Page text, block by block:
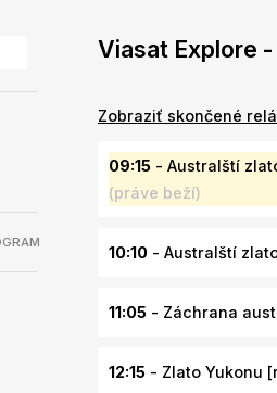
Viasat Explore -
Zobraziť skončené
09:15 - Australští
(práve beží)
10:10 - Australští
11:05 - Záchrana
12:15 - Zlato Yukonu